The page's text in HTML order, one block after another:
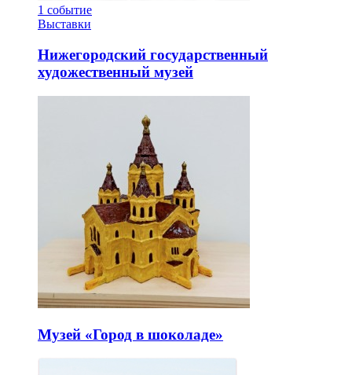
1 событие
Выставки
Нижегородский государственный
художественный музей
Музей «Город в шоколаде»